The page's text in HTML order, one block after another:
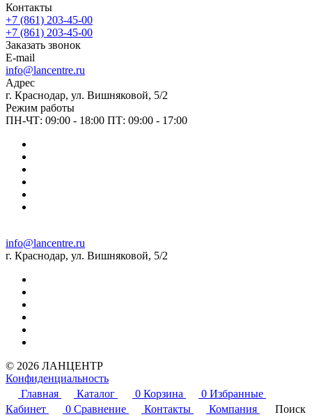
Контакты
+7 (861) 203-45-00
+7 (861) 203-45-00
Заказать звонок
E-mail
info@lancentre.ru
Адрес
г. Краснодар, ул. Вишняковой, 5/2
Режим работы
ПН-ЧТ: 09:00 - 18:00 ПТ: 09:00 - 17:00
info@lancentre.ru
г. Краснодар, ул. Вишняковой, 5/2
© 2026 ЛАНЦЕНТР
Конфиденциальность
Главная
Каталог 0 Корзина 0 Избранные
Кабинет
0 Сравнение Контакты Компания Поиск